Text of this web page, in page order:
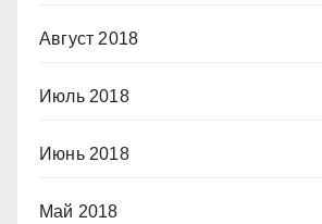
Август 2018
Июль 2018
Июнь 2018
Май 2018